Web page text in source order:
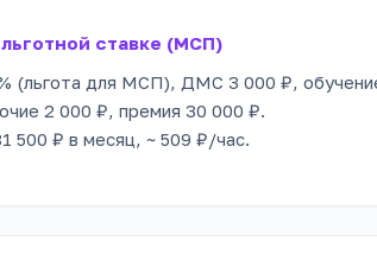
ставке (МСП)
(льгота для МСП), ДМС 3 000 ₽,
2 000 ₽, премия 30 000 ₽.
500 ₽ в месяц, ~ 509 ₽/час.